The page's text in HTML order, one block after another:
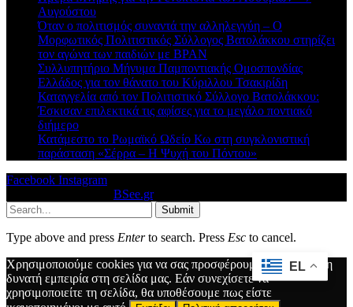
Αυγούστου
Όταν ο πολιτισμός συναντά την αλληλεγγύη – Ο
Μορφωτικός Πολιτιστικός Σύλλογος Βατολάκκου στηρίζει
τον αγώνα των παιδιών με BPAN
Συλλυπητήριο Μήνυμα Παμποντιακής Ομοσπονδίας
Ελλάδος για τον θάνατο του Κύριλλου Τσακιρίδη
Καταγγελία από τον Πολιτιστικό Σύλλογο Βατολάκκου:
Έσκισαν επιλεκτικά τις αφίσες για το μεγάλο ποντιακό
διήμερο
Κατάμεστο το Ρωμαϊκό Ωδείο Κω στη συγκλονιστική
παράσταση «Σέρρα – Η Ψυχή του Πόντου»
Facebook Instagram
BSee.gr.
Submit
Type above and press Enterto search. Press Esc to cancel.
EL
Χρησιμοποιούμε cookies για να σας προσφέρουμε την καλύτερη
δυνατή εμπειρία στη σελίδα μας. Εάν συνεχίσετε να
χρησιμοποιείτε τη σελίδα, θα υποθέσουμε πως είστε